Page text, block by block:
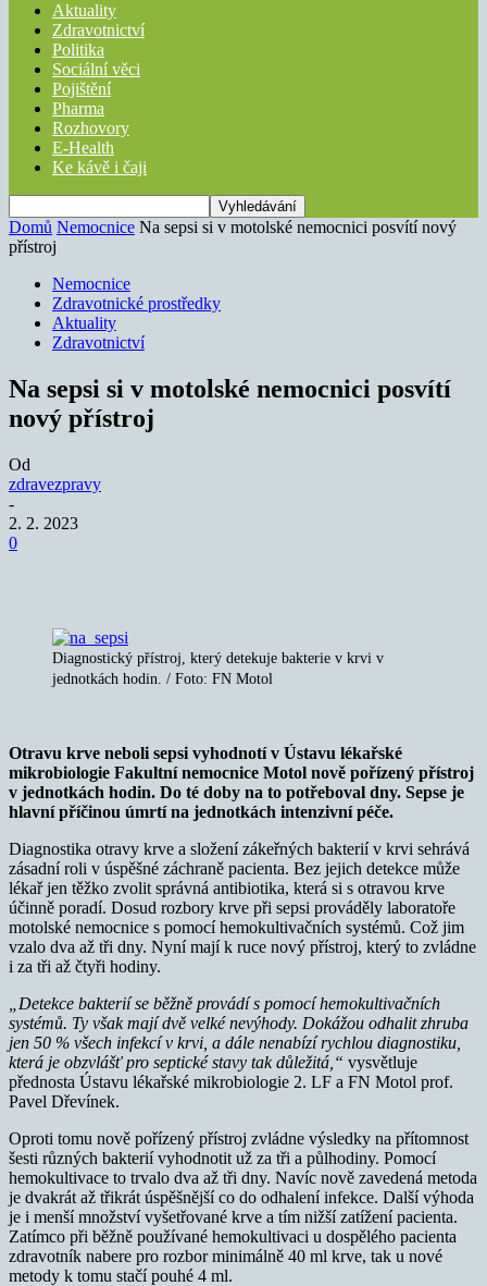
Aktuality
Zdravotnictví
Politika
Sociální věci
Pojištění
Pharma
Rozhovory
E-Health
Ke kávě i čaji
Domů Nemocnice Na sepsi si v motolské nemocnici posvítí nový
přístroj
Nemocnice
Zdravotnické prostředky
Aktuality
Zdravotnictví
Na sepsi si v motolské nemocnici posvítí
nový přístroj
Od
zdravezpravy
-
2. 2. 2023
0
Diagnostický přístroj, který detekuje bakterie v krvi v
jednotkách hodin. / Foto: FN Motol
Otravu krve neboli sepsi vyhodnotí v Ústavu lékařské
mikrobiologie Fakultní nemocnice Motol nově pořízený přístroj
v jednotkách hodin. Do té doby na to potřeboval dny. Sepse je
hlavní příčinou úmrtí na jednotkách intenzivní péče.
Diagnostika otravy krve a složení zákeřných bakterií v krvi sehrává
zásadní roli v úspěšné záchraně pacienta. Bez jejich detekce může
lékař jen těžko zvolit správná antibiotika, která si s otravou krve
účinně poradí. Dosud rozbory krve při sepsi prováděly laboratoře
motolské nemocnice s pomocí hemokultivačních systémů. Což jim
vzalo dva až tři dny. Nyní mají k ruce nový přístroj, který to zvládne
i za tři až čtyři hodiny.
„Detekce bakterií se běžně provádí s pomocí hemokultivačních
systémů. Ty však mají dvě velké nevýhody. Dokážou odhalit zhruba
jen 50 % všech infekcí v krvi, a dále nenabízí rychlou diagnostiku,
která je obzvlášť pro septické stavy tak důležitá,“ vysvětluje
přednosta Ústavu lékařské mikrobiologie 2. LF a FN Motol prof.
Pavel Dřevínek.
Oproti tomu nově pořízený přístroj zvládne výsledky na přítomnost
šesti různých bakterií vyhodnotit už za tři a půlhodiny. Pomocí
hemokultivace to trvalo dva až tři dny. Navíc nově zavedená metoda
je dvakrát až třikrát úspěšnější co do odhalení infekce. Další výhoda
je i menší množství vyšetřované krve a tím nižší zatížení pacienta.
Zatímco při běžně používané hemokultivaci u dospělého pacienta
zdravotník nabere pro rozbor minimálně 40 ml krve, tak u nové
metody k tomu stačí pouhé 4 ml.